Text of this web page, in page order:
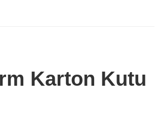
Karton Kutu